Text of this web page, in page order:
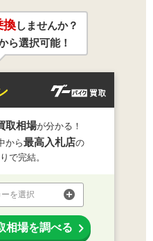
換しませんか？
ら選択可能！
取相場が分かる！
から最高入札店の
で完結。
を選択
相場を調べる